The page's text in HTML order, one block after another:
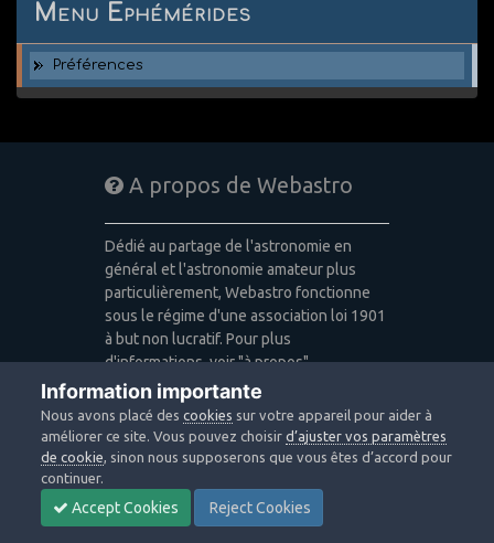
Menu Ephémérides
Préférences
A propos de Webastro
Dédié au partage de l'astronomie en
général et l'astronomie amateur plus
particulièrement, Webastro fonctionne
sous le régime d'une association loi 1901
à but non lucratif. Pour plus
d'informations, voir "à propos".
Publicité: pas de publicité
Icons made byFreepik,Alessio Atzeni,
Pixel Buddha,Icon Pondfrom
www.flaticon.comis licensed by CC 3.0
BY
Design images: Courtesy NASA/JPL-
Information importante
Nous avons placé descookies sur votre appareil pour aider à
améliorer ce site. Vous pouvez choisird’ajuster vos paramètres
de cookie, sinon nous supposerons que vous êtes d’accord pour
continuer.
Accept Cookies Reject Cookies